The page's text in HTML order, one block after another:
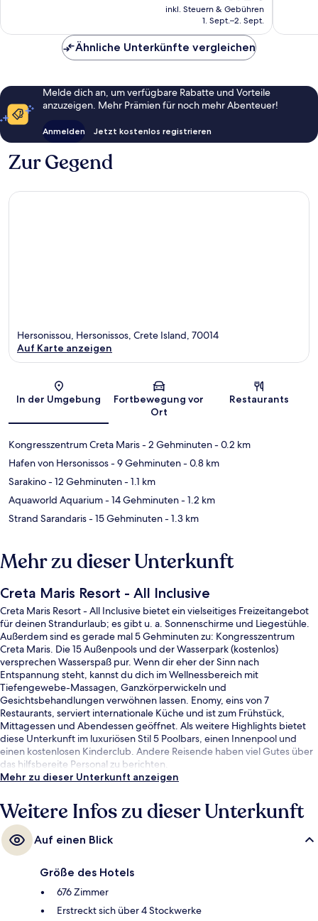
Preis
beträgt
inkl. Steuern & Gebühren
1. Sept.–2. Sept.
Ähnliche Unterkünfte vergleichen
Melde dich an, um verfügbare Rabatte und Vorteile
anzuzeigen. Mehr Prämien für noch mehr Abenteuer!
Anmelden Jetzt kostenlos registrieren
Zur Gegend
Karte
Hersonissou, Hersonissos, Crete Island, 70014
Auf Karte anzeigen
In der Umgebung
Fortbewegung vor
Ort
Restaurants
Kongresszentrum Creta Maris- 2 Gehminuten- 0.2 km
Hafen von Hersonissos- 9 Gehminuten- 0.8 km
Sarakino- 12 Gehminuten- 1.1 km
Aquaworld Aquarium- 14 Gehminuten- 1.2 km
Strand Sarandaris- 15 Gehminuten- 1.3 km
Mehr zu dieser Unterkunft
Creta Maris Resort - All Inclusive
Creta Maris Resort - All Inclusive bietet ein vielseitiges Freizeitangebot
für deinen Strandurlaub; es gibt u. a. Sonnenschirme und Liegestühle.
Außerdem sind es gerade mal 5 Gehminuten zu: Kongresszentrum
Creta Maris. Die 15 Außenpools und der Wasserpark (kostenlos)
versprechen Wasserspaß pur. Wenn dir eher der Sinn nach
Entspannung steht, kannst du dich im Wellnessbereich mit
Tiefengewebe-Massagen, Ganzkörperwickeln und
Gesichtsbehandlungen verwöhnen lassen. Enomy, eins von 7
Restaurants, serviert internationale Küche und ist zum Frühstück,
Mittagessen und Abendessen geöffnet. Als weitere Highlights bietet
diese Unterkunft im luxuriösen Stil 5 Poolbars, einen Innenpool und
einen kostenlosen Kinderclub. Andere Reisende haben viel Gutes über
das hilfsbereite Personal zu berichten.
Mehr zu dieser Unterkunft anzeigen
Weitere Infos zu dieser Unterkunft
Auf einen Blick
Größe des Hotels
676 Zimmer
Erstreckt sich über 4 Stockwerke